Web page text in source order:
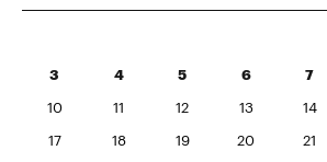
3 4 5 6 7
10 11 12 13 14
17 18 19 20 21